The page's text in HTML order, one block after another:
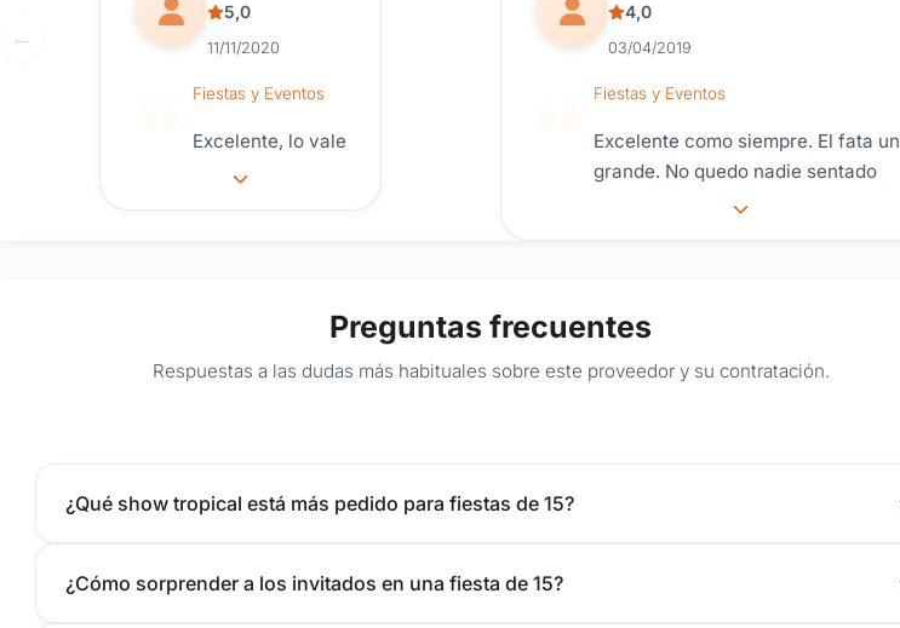
5,0
11/11/2020
Fiestas y Eventos
Excelente, lo vale
4,0
03/04/2019
Fiestas y Eventos
Excelente como siempre. El fata un
grande. No quedo nadie sentado
Preguntas frecuentes
Respuestas a las dudas más habituales sobre este proveedor y su contratación.
¿Qué show tropical está más pedido para fiestas de 15?
¿Cómo sorprender a los invitados en una fiesta de 15?